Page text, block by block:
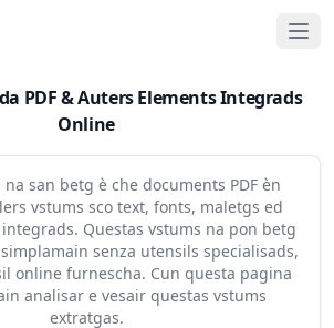
PDF & Auters Elements Integrads
Online
san betg è che documents PDF èn
vstums sco text, fonts, maletgs ed
Questas vstums na pon betg
senza utensils specialisads,
online furnescha. Cun questa pagina
analisar e vesair questas vstums
extratgas.